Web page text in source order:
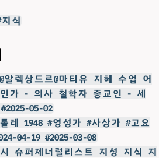
식
알렉상드르@마티유 지혜 수업 어
가 - 의사 철학자 종교인 - 세
05-02
레 1948 #영성가 #사상가 #고요
04-19 #2025-03-08
슈퍼제너럴리스트 지성 지식 지